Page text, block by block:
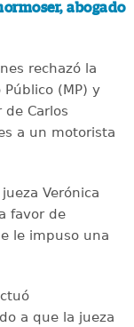
abogado
rechazó la
(MP) y
Carlos
a un motorista
Verónica
favor de
le impuso una
a que la jueza